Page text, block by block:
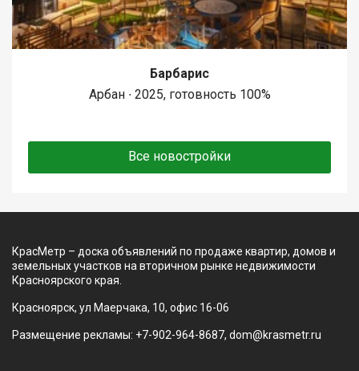
Барбарис
Арбан ∙ 2025, готовность 100%
Все новостройки
КрасМетр – доска объявлений по продаже квартир, домов и
земельных участков на вторичном рынке недвижимости
Красноярского края.
Красноярск, ул Маерчака, 10, офис 16-06
Размещение рекламы: +7-902-964-8687, dom@krasmetr.ru